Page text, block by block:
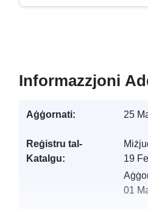
Informazzjoni
Aġġornati: 25
Reġistru tal-
Katalgu:
19
01